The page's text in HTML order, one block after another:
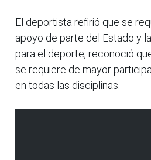
El deportista refirió que se
apoyo de parte del Estado y
para el deporte, reconoció
se requiere de mayor
en todas las disciplinas.